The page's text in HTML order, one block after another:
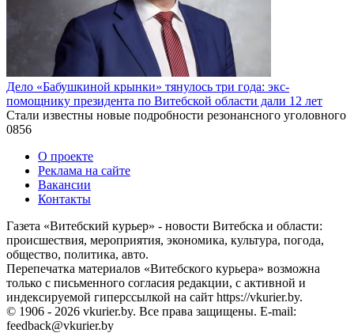
Дело «Бабушкиной крынки» тянулось три года: экс-
помощнику президента по Витебской области дали 12 лет
Стали известны новые подробности резонансного уголовного
0856
О проекте
Реклама на сайте
Вакансии
Контакты
Газета «Витебский курьер» - новости Витебска и области:
происшествия, мероприятия, экономика, культура, погода,
общество, политика, авто.
Перепечатка материалов «Витебского курьера» возможна
только с письменного согласия редакции, с активной и
индексируемой гиперссылкой на сайт https://vkurier.by.
© 1906 - 2026 vkurier.by. Все права защищены. E-mail:
feedback@vkurier.by